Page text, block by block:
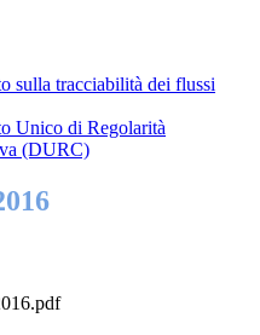
sulla tracciabilità dei flussi
Unico di Regolarità
(DURC)